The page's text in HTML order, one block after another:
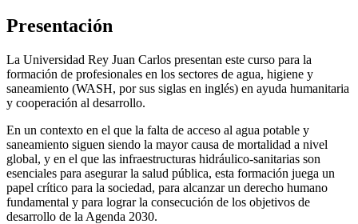
Presentación
La Universidad Rey Juan Carlos presentan este curso para la
formación de profesionales en los sectores de agua, higiene y
saneamiento (WASH, por sus siglas en inglés) en ayuda humanitaria
y cooperación al desarrollo.
En un contexto en el que la falta de acceso al agua potable y
saneamiento siguen siendo la mayor causa de mortalidad a nivel
global, y en el que las infraestructuras hidráulico-sanitarias son
esenciales para asegurar la salud pública, esta formación juega un
papel crítico para la sociedad, para alcanzar un derecho humano
fundamental y para lograr la consecución de los objetivos de
desarrollo de la Agenda 2030.